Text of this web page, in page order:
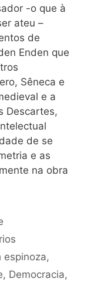
-o que à
ateu –
de
Enden que
Sêneca e
e a
Descartes,
de se
e as
na obra
espinoza,
, Democracia,